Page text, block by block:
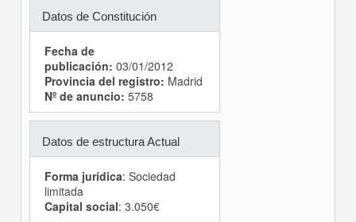
Datos de Constitución
Fecha de
publicación: 03/01/2012
Provincia del registro: Madrid
Nº de anuncio: 5758
Datos de estructura Actual
Forma jurídica: Sociedad
limitada
Capital social: 3.050€